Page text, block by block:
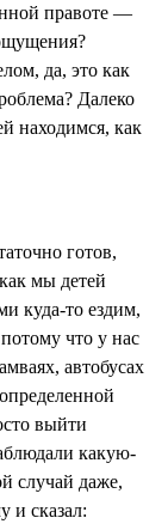
правоте —
да, это как
Далеко
находимся, как
готов,
мы детей
куда-то ездим,
что у нас
автобусах
выйти
какую-
случай даже,
и сказал: